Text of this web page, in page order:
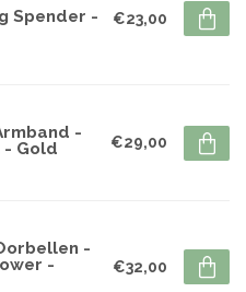
Spender -
€23,00
-
- Gold
€29,00
-
-
€32,00